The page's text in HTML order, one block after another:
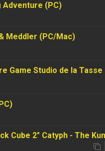
(PC)
Meddler (PC/Mac)
Game Studio de la Tasse
Cube 2" Catyph - The